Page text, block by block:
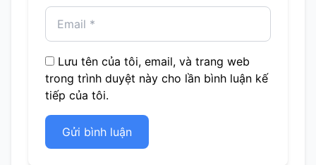
Lưu tên của tôi, email, và trang web
trong trình duyệt này cho lần bình luận kế
tiếp của tôi.
Gửi bình luận